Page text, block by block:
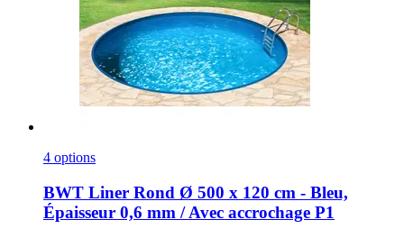
4 options
BWT Liner Rond Ø 500 x 120 cm -​ Bleu,
Épaisseur 0,6 mm / Avec accrochage P1